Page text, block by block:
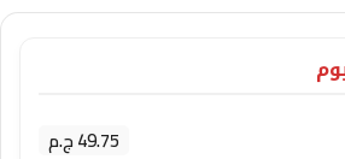
49.75 ج.م